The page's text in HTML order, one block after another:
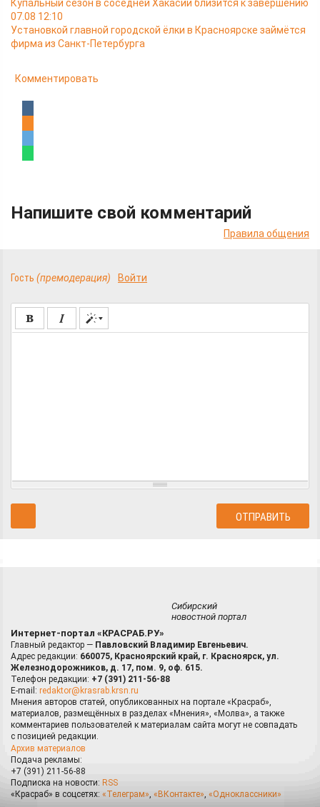
Купальный сезон в соседней Хакасии близится к завершению
07.08 12:10
Установкой главной городской ёлки в Красноярске займётся
фирма из Санкт-Петербурга
Комментировать
Напишите свой комментарий
Правила общения
Гость (премодерация) Войти
Сибирский
новостной портал
Интернет-портал «КРАСРАБ.РУ»
Главный редактор — Павловский Владимир Евгеньевич.
Адрес редакции: 660075, Красноярский край, г. Красноярск, ул.
Железнодорожников, д. 17, пом. 9, оф. 615.
Телефон редакции: +7 (391) 211-56-88
E-mail: redaktor@krasrab.krsn.ru
Мнения авторов статей, опубликованных на портале «Красраб»,
материалов, размещённых в разделах «Мнения», «Молва», а также
комментариев пользователей к материалам сайта могут не совпадать
с позицией редакции.
Архив материалов
Подача рекламы:
+7 (391) 211-56-88
Подписка на новости: RSS
«Красраб» в соцсетях: «Телеграм», «ВКонтакте», «Одноклассники»